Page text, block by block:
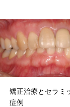
矯正治療とセラミ
症例